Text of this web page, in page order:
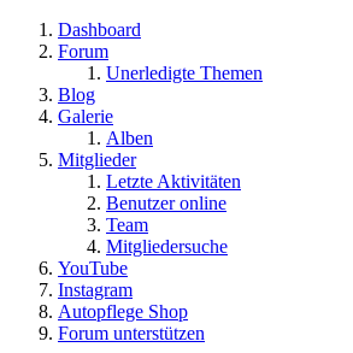
Dashboard
Forum
Unerledigte Themen
Blog
Galerie
Alben
Mitglieder
Letzte Aktivitäten
Benutzer online
Team
Mitgliedersuche
YouTube
Instagram
Autopflege Shop
Forum unterstützen